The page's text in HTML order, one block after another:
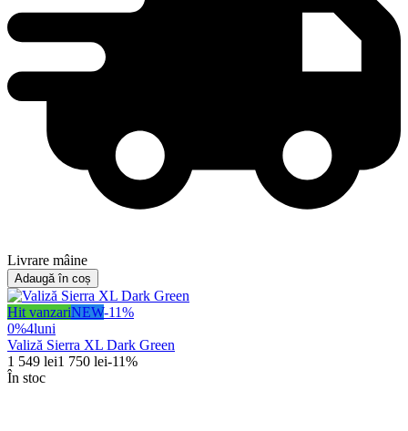
Livrare mâine
Adaugă în coș
Hit vanzariNEW-11%
0%4luni
Valiză Sierra XL Dark Green
1 549 lei1 750 lei-11%
În stoc